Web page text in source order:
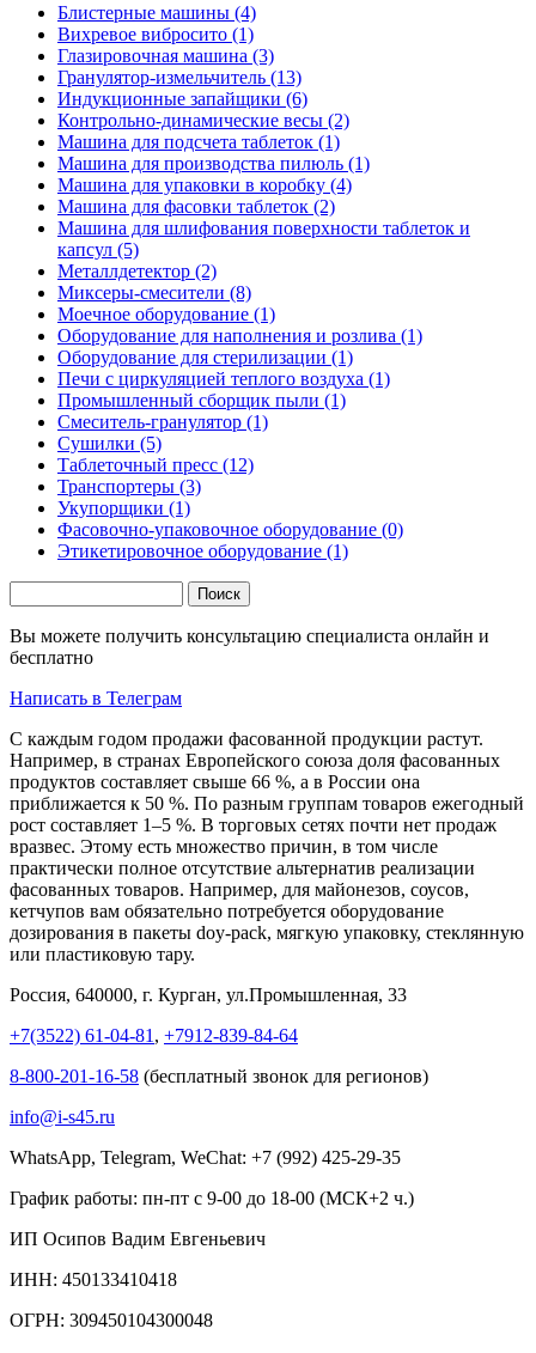
Блистерные машины (4)
Вихревое вибросито (1)
Глазировочная машина (3)
Гранулятор-измельчитель (13)
Индукционные запайщики (6)
Контрольно-динамические весы (2)
Машина для подсчета таблеток (1)
Машина для производства пилюль (1)
Машина для упаковки в коробку (4)
Машина для фасовки таблеток (2)
Машина для шлифования поверхности таблеток и
капсул (5)
Металлдетектор (2)
Миксеры-смесители (8)
Моечное оборудование (1)
Оборудование для наполнения и розлива (1)
Оборудование для стерилизации (1)
Печи с циркуляцией теплого воздуха (1)
Промышленный сборщик пыли (1)
Смеситель-гранулятор (1)
Сушилки (5)
Таблеточный пресс (12)
Транспортеры (3)
Укупорщики (1)
Фасовочно-упаковочное оборудование (0)
Этикетировочное оборудование (1)
Вы можете получить консультацию специалиста онлайн и
бесплатно
Написать в Телеграм
С каждым годом продажи фасованной продукции растут.
Например, в странах Европейского союза доля фасованных
продуктов составляет свыше 66 %, а в России она
приближается к 50 %. По разным группам товаров ежегодный
рост составляет 1–5 %. В торговых сетях почти нет продаж
вразвес. Этому есть множество причин, в том числе
практически полное отсутствие альтернатив реализации
фасованных товаров. Например, для майонезов, соусов,
кетчупов вам обязательно потребуется оборудование
дозирования в пакеты doy-pack, мягкую упаковку, стеклянную
или пластиковую тару.
Россия, 640000, г. Курган, ул.Промышленная, 33
+7(3522) 61-04-81 , +7912-839-84-64
8-800-201-16-58 (бесплатный звонок для регионов)
info@i-s45.ru
WhatsApp, Telegram, WeChat: +7 (992) 425-29-35
График работы: пн-пт с 9-00 до 18-00 (МСК+2 ч.)
ИП Осипов Вадим Евгеньевич
ИНН: 450133410418
ОГРН: 309450104300048